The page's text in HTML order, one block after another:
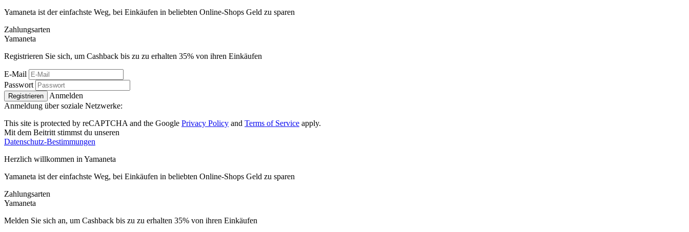
Yamaneta ist der einfachste Weg, bei Einkäufen in beliebten Online-Shops Geld zu sparen
Zahlungsarten
Yamaneta
Registrieren Sie sich, um Cashback bis zu zu erhalten 35% von ihren Einkäufen
E-Mail
Passwort
Registrieren
Anmelden
Anmeldung über soziale Netzwerke:
This site is protected by reCAPTCHA and the Google Privacy Policy and Terms of Service apply.
Mit dem Beitritt stimmst du unseren
Datenschutz-Bestimmungen
Herzlich willkommen in Yamaneta
Yamaneta ist der einfachste Weg, bei Einkäufen in beliebten Online-Shops Geld zu sparen
Zahlungsarten
Yamaneta
Melden Sie sich an, um Cashback bis zu zu erhalten 35% von ihren Einkäufen